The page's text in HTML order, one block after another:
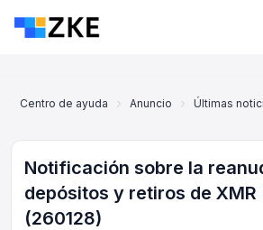
Centro de ayuda Anuncio Últimas
Notificación sobre la
depósitos y retiros de XMR
(260128)